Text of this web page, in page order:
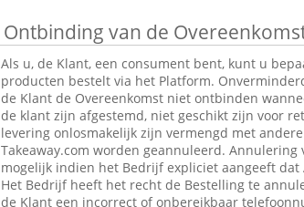
Ontbinding van de
Als u, de Klant, een consument bent, kunt u
producten bestelt via het Platform.
de Klant de Overeenkomst niet ontbinden
de klant zijn afgestemd, niet geschikt zijn voor
levering onlosmakelijk zijn vermengd met
Takeaway.com worden geannuleerd.
mogelijk indien het Bedrijf expliciet aangeeft
Het Bedrijf heeft het recht de Bestelling te
de Klant een incorrect of onbereikbaar